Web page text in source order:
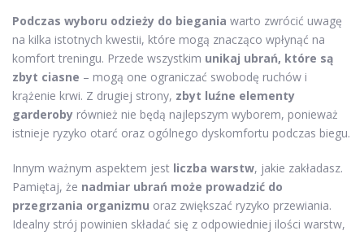
Podczas wyboru odzieży do biegania warto zwrócić uwagę
na kilka istotnych kwestii, które mogą znacząco wpłynąć na
komfort treningu. Przede wszystkim unikaj ubrań, które są
zbyt ciasne – mogą one ograniczać swobodę ruchów i
krążenie krwi. Z drugiej strony, zbyt luźne elementy
garderoby również nie będą najlepszym wyborem, ponieważ
istnieje ryzyko otarć oraz ogólnego dyskomfortu podczas biegu.
Innym ważnym aspektem jest liczba warstw, jakie zakładasz.
Pamiętaj, że nadmiar ubrań może prowadzić do
przegrzania organizmu oraz zwiększać ryzyko przewiania.
Idealny strój powinien składać się z odpowiedniej ilości warstw,